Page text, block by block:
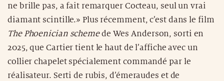
ne brille pas, a fait remarquer Cocteau, seul un vrai
diamant scintille.» Plus récemment, c’est dans le film
The Phoenician schemede Wes Anderson, sorti en
2025, que Cartier tient le haut de l’affiche avec un
collier chapelet spécialement commandé par le
réalisateur. Serti de rubis, d’émeraudes et de